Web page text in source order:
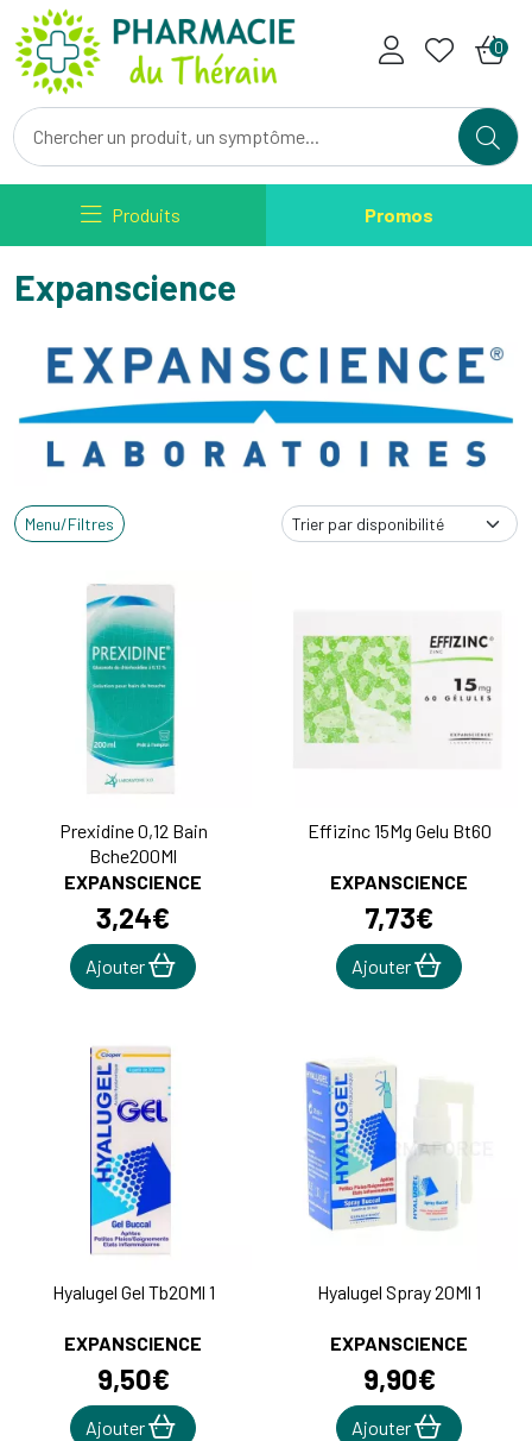
Pharmacie du Therain Votre
0
Produits Promos
Expanscience
Menu/Filtres
Prexidine 0,12 Bain
Bche200Ml
EXPANSCIENCE
3,24€
Ajouter
Effizinc 15Mg Gelu Bt60
EXPANSCIENCE
7,73€
Ajouter
Hyalugel Gel Tb20Ml 1
EXPANSCIENCE
9,50€
Ajouter
Hyalugel Spray 20Ml 1
EXPANSCIENCE
9,90€
Ajouter